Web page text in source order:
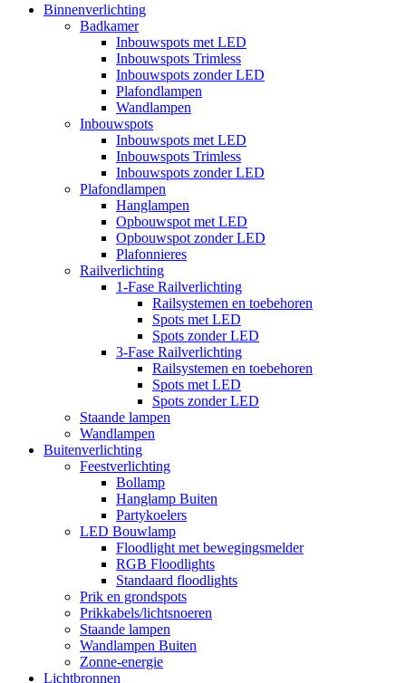
Binnenverlichting
Badkamer
Inbouwspots met LED
Inbouwspots Trimless
Inbouwspots zonder LED
Plafondlampen
Wandlampen
Inbouwspots
Inbouwspots met LED
Inbouwspots Trimless
Inbouwspots zonder LED
Plafondlampen
Hanglampen
Opbouwspot met LED
Opbouwspot zonder LED
Plafonnieres
Railverlichting
1-Fase Railverlichting
Railsystemen en toebehoren
Spots met LED
Spots zonder LED
3-Fase Railverlichting
Railsystemen en toebehoren
Spots met LED
Spots zonder LED
Staande lampen
Wandlampen
Buitenverlichting
Feestverlichting
Bollamp
Hanglamp Buiten
Partykoelers
LED Bouwlamp
Floodlight met bewegingsmelder
RGB Floodlights
Standaard floodlights
Prik en grondspots
Prikkabels/lichtsnoeren
Staande lampen
Wandlampen Buiten
Zonne-energie
Lichtbronnen